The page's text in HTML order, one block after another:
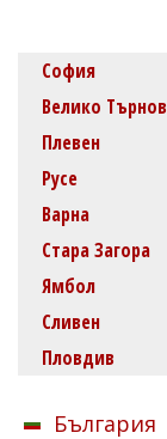
София
Велико
Плевен
Русе
Варна
Стара Загора
Ямбол
Сливен
Пловдив
България